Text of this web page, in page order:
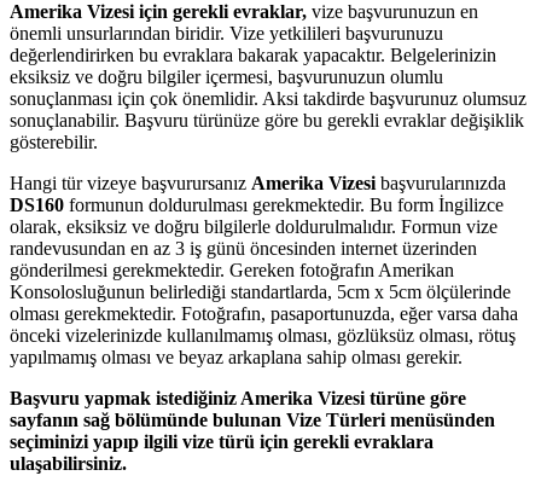
Amerika Vizesi için gerekli evraklar, vize başvurunuzun en
önemli unsurlarından biridir. Vize yetkilileri başvurunuzu
değerlendirirken bu evraklara bakarak yapacaktır. Belgelerinizin
eksiksiz ve doğru bilgiler içermesi, başvurunuzun olumlu
sonuçlanması için çok önemlidir. Aksi takdirde başvurunuz olumsuz
sonuçlanabilir. Başvuru türünüze göre bu gerekli evraklar değişiklik
gösterebilir.
Hangi tür vizeye başvurursanız Amerika Vizesi başvurularınızda
DS160 formunun doldurulması gerekmektedir. Bu form İngilizce
olarak, eksiksiz ve doğru bilgilerle doldurulmalıdır. Formun vize
randevusundan en az 3 iş günü öncesinden internet üzerinden
gönderilmesi gerekmektedir. Gereken fotoğrafın Amerikan
Konsolosluğunun belirlediği standartlarda, 5cm x 5cm ölçülerinde
olması gerekmektedir. Fotoğrafın, pasaportunuzda, eğer varsa daha
önceki vizelerinizde kullanılmamış olması, gözlüksüz olması, rötuş
yapılmamış olması ve beyaz arkaplana sahip olması gerekir.
Başvuru yapmak istediğiniz Amerika Vizesi türüne göre
sayfanın sağ bölümünde bulunan Vize Türleri menüsünden
seçiminizi yapıp ilgili vize türü için gerekli evraklara
ulaşabilirsiniz.